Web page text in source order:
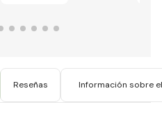
Reseñas Información sobre